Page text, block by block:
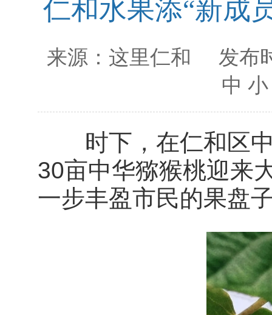
仁和水果添“新成
来源： 这里仁和 发布
中 小
时下，在仁和区中
30亩中华猕猴桃迎来
一步丰盈市民的果盘